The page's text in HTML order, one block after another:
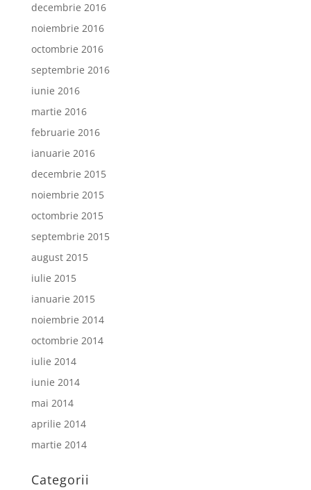
decembrie 2016
noiembrie 2016
octombrie 2016
septembrie 2016
iunie 2016
martie 2016
februarie 2016
ianuarie 2016
decembrie 2015
noiembrie 2015
octombrie 2015
septembrie 2015
august 2015
iulie 2015
ianuarie 2015
noiembrie 2014
octombrie 2014
iulie 2014
iunie 2014
mai 2014
aprilie 2014
martie 2014
Categorii